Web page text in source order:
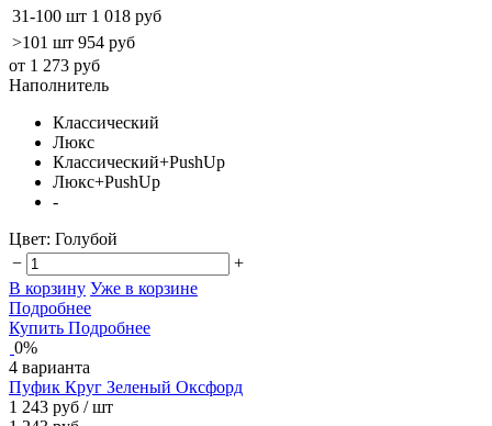
31-100 шт 1 018 руб
>101 шт 954 руб
от 1 273 руб
Наполнитель
Классический
Люкс
Классический+PushUp
Люкс+PushUp
-
Цвет: Голубой
−
+
В корзину Уже в корзине
Подробнее
Купить Подробнее
0%
4 варианта
Пуфик Круг Зеленый Оксфорд
1 243 руб / шт